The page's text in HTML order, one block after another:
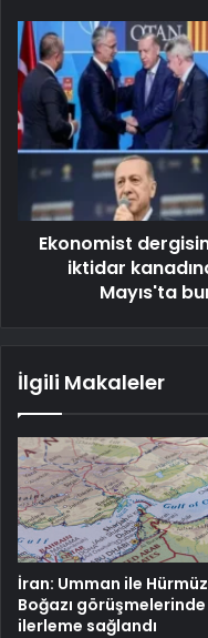
Ekonomist
iktidar
Mayıs'ta
İlgili Makaleler
İran: Umman ile Hürmüz
Boğazı görüşmelerinde
ilerleme sağlandı